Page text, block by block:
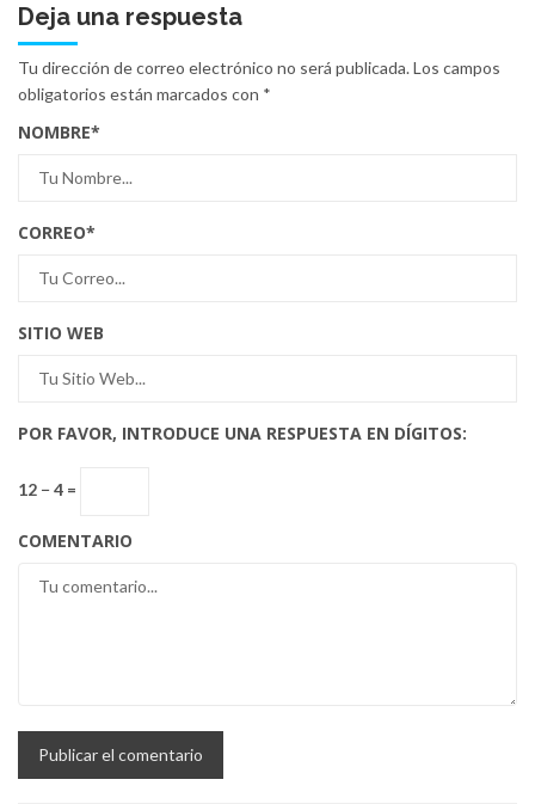
Deja una respuesta
Tu dirección de correo electrónico no será publicada.Los campos
obligatorios están marcados con *
NOMBRE*
CORREO*
SITIO WEB
POR FAVOR, INTRODUCE UNA RESPUESTA EN DÍGITOS:
12 − 4 =
COMENTARIO